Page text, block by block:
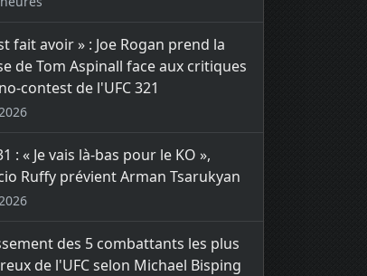
fait avoir » : Joe Rogan prend la
de Tom Aspinall face aux critiques
contest de l'UFC 321
: « Je vais là-bas pour le KO »,
Ruffy prévient Arman Tsarukyan
des 5 combattants les plus
de l'UFC selon Michael Bisping